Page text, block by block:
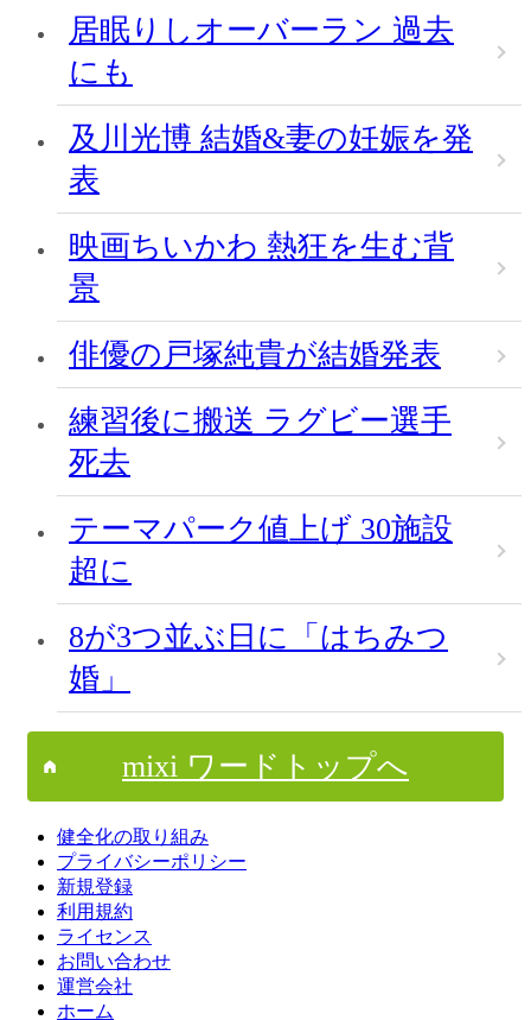
居眠りしオーバーラン 過去
にも
及川光博 結婚&妻の妊娠を発
表
映画ちいかわ 熱狂を生む背
景
俳優の戸塚純貴が結婚発表
練習後に搬送 ラグビー選手
死去
テーマパーク値上げ 30施設
超に
8が3つ並ぶ日に「はちみつ
婚」
mixi ワードトップへ
健全化の取り組み
プライバシーポリシー
新規登録
利用規約
ライセンス
お問い合わせ
運営会社
ホーム